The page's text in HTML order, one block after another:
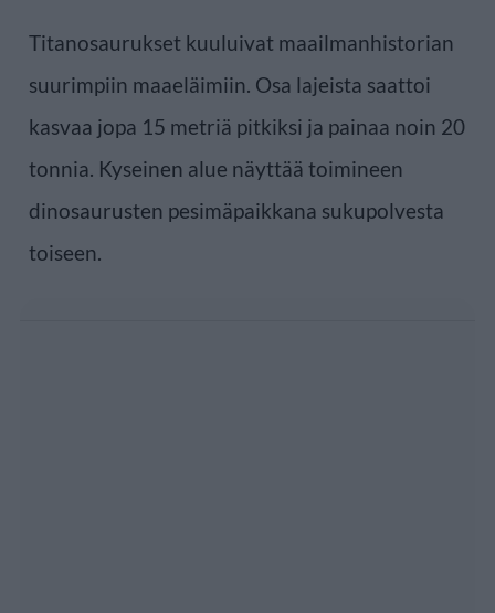
Titanosaurukset kuuluivat maailmanhistorian
suurimpiin maaeläimiin. Osa lajeista saattoi
kasvaa jopa 15 metriä pitkiksi ja painaa noin 20
tonnia. Kyseinen alue näyttää toimineen
dinosaurusten pesimäpaikkana sukupolvesta
toiseen.